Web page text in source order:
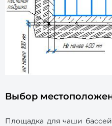
Выбор
Площадка для чаши